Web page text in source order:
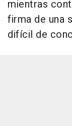
mientras
firma de una
difícil de